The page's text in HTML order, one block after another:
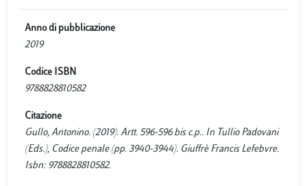
Anno di pubblicazione
2019
Codice ISBN
9788828810582
Citazione
Gullo, Antonino. (2019). Artt. 596-596 bis c.p.. In Tullio Padovani
(Eds.), Codice penale (pp. 3940-3944). Giuffrè Francis Lefebvre.
Isbn: 9788828810582.